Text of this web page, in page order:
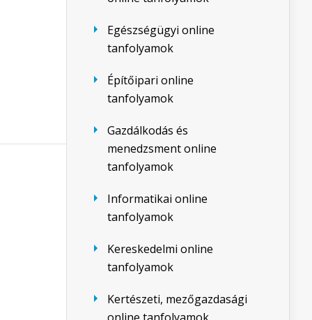
Egészségügyi online
tanfolyamok
Építőipari online
tanfolyamok
Gazdálkodás és
menedzsment online
tanfolyamok
Informatikai online
tanfolyamok
Kereskedelmi online
tanfolyamok
Kertészeti, mezőgazdasági